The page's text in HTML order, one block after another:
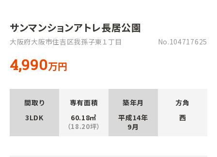
サンマンションアトレ長居公園
大阪府大阪市住吉区我孫子東１丁目 No.104717625
4,990万円
間取り
3LDK
専有面積
60.18㎡
（18.20坪）
築年月
平成14年
9月
方角
西